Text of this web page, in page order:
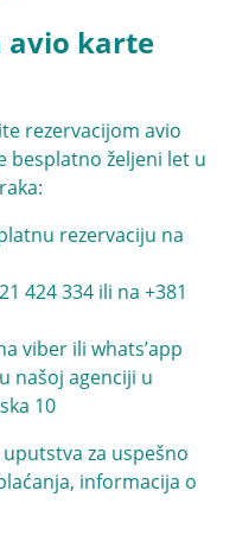
avio karte
rezervacijom avio
besplatno željeni let u
rezervaciju na
424 334 ili na +381
viber ili whats’app
našoj agenciji u
10
za uspešno
informacija o